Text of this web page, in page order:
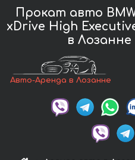
Прокат авто
xDrive High
в Лозанне
Авто-Аренда в Лозанне